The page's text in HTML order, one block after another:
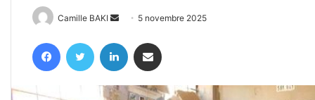
Camille BAKI
Envoyer
courriel
5 novembre 2025
FacebookTwitter Linkedin